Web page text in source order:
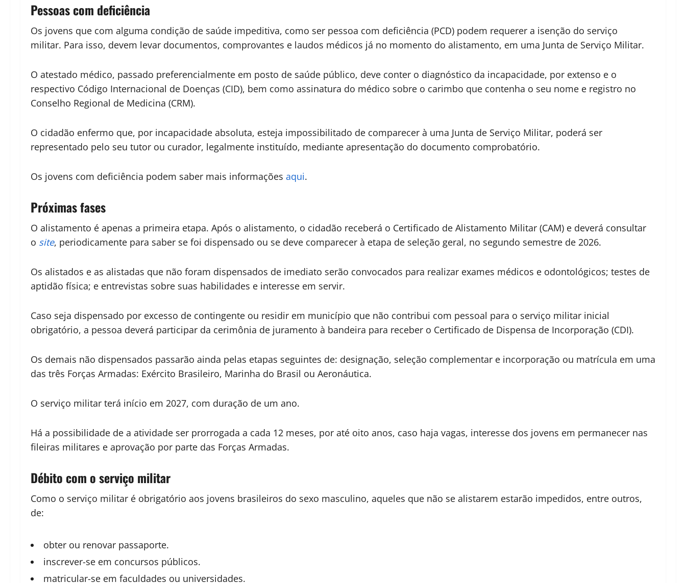
Pessoas com deficiência
Os jovens que com alguma condição de saúde impeditiva, como ser pessoa com deficiência (PCD) podem requerer a isenção do serviço
militar. Para isso, devem levar documentos, comprovantes e laudos médicos já no momento do alistamento, em uma Junta de Serviço Militar.
O atestado médico, passado preferencialmente em posto de saúde público, deve conter o diagnóstico da incapacidade, por extenso e o
respectivo Código Internacional de Doenças (CID), bem como assinatura do médico sobre o carimbo que contenha o seu nome e registro no
Conselho Regional de Medicina (CRM).
O cidadão enfermo que, por incapacidade absoluta, esteja impossibilitado de comparecer à uma Junta de Serviço Militar, poderá ser
representado pelo seu tutor ou curador, legalmente instituído, mediante apresentação do documento comprobatório.
Os jovens com deficiência podem saber mais informações aqui.
Próximas fases
O alistamento é apenas a primeira etapa. Após o alistamento, o cidadão receberá o Certificado de Alistamento Militar (CAM) e deverá consultar
o site, periodicamente para saber se foi dispensado ou se deve comparecer à etapa de seleção geral, no segundo semestre de 2026.
Os alistados e as alistadas que não foram dispensados de imediato serão convocados para realizar exames médicos e odontológicos; testes de
aptidão física; e entrevistas sobre suas habilidades e interesse em servir.
Caso seja dispensado por excesso de contingente ou residir em município que não contribui com pessoal para o serviço militar inicial
obrigatório, a pessoa deverá participar da cerimônia de juramento à bandeira para receber o Certificado de Dispensa de Incorporação (CDI).
Os demais não dispensados passarão ainda pelas etapas seguintes de: designação, seleção complementar e incorporação ou matrícula em uma
das três Forças Armadas: Exército Brasileiro, Marinha do Brasil ou Aeronáutica.
O serviço militar terá início em 2027, com duração de um ano.
Há a possibilidade de a atividade ser prorrogada a cada 12 meses, por até oito anos, caso haja vagas, interesse dos jovens em permanecer nas
fileiras militares e aprovação por parte das Forças Armadas.
Débito com o serviço militar
Como o serviço militar é obrigatório aos jovens brasileiros do sexo masculino, aqueles que não se alistarem estarão impedidos, entre outros,
de:
obter ou renovar passaporte.
inscrever-se em concursos públicos.
matricular-se em faculdades ou universidades.